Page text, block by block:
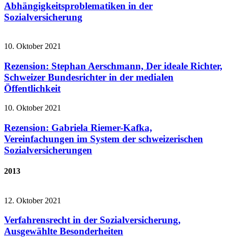
Abhängigkeitsproblematiken in der
Sozialversicherung
10. Oktober 2021
Rezension: Stephan Aerschmann, Der ideale Richter,
Schweizer Bundesrichter in der medialen
Öffentlichkeit
10. Oktober 2021
Rezension: Gabriela Riemer-Kafka,
Vereinfachungen im System der schweizerischen
Sozialversicherungen
2013
12. Oktober 2021
Verfahrensrecht in der Sozialversicherung,
Ausgewählte Besonderheiten